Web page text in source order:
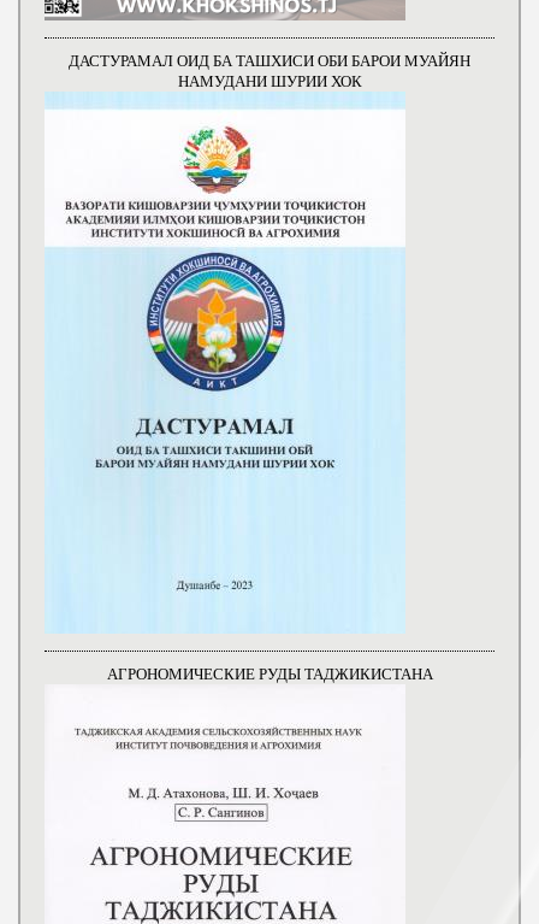
ДАСТУРАМАЛ ОИД БА ТАШХИСИ ОБИ БАРОИ МУАЙЯН
НАМУДАНИ ШУРИИ ХОК
АГРОНОМИЧЕСКИЕ РУДЫ ТАДЖИКИСТАНА